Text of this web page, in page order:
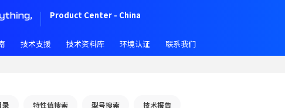
Product Center - China
技术支援 技术资料库 环境认证 联系我们
录 特性值搜索 型号搜索 技术报告